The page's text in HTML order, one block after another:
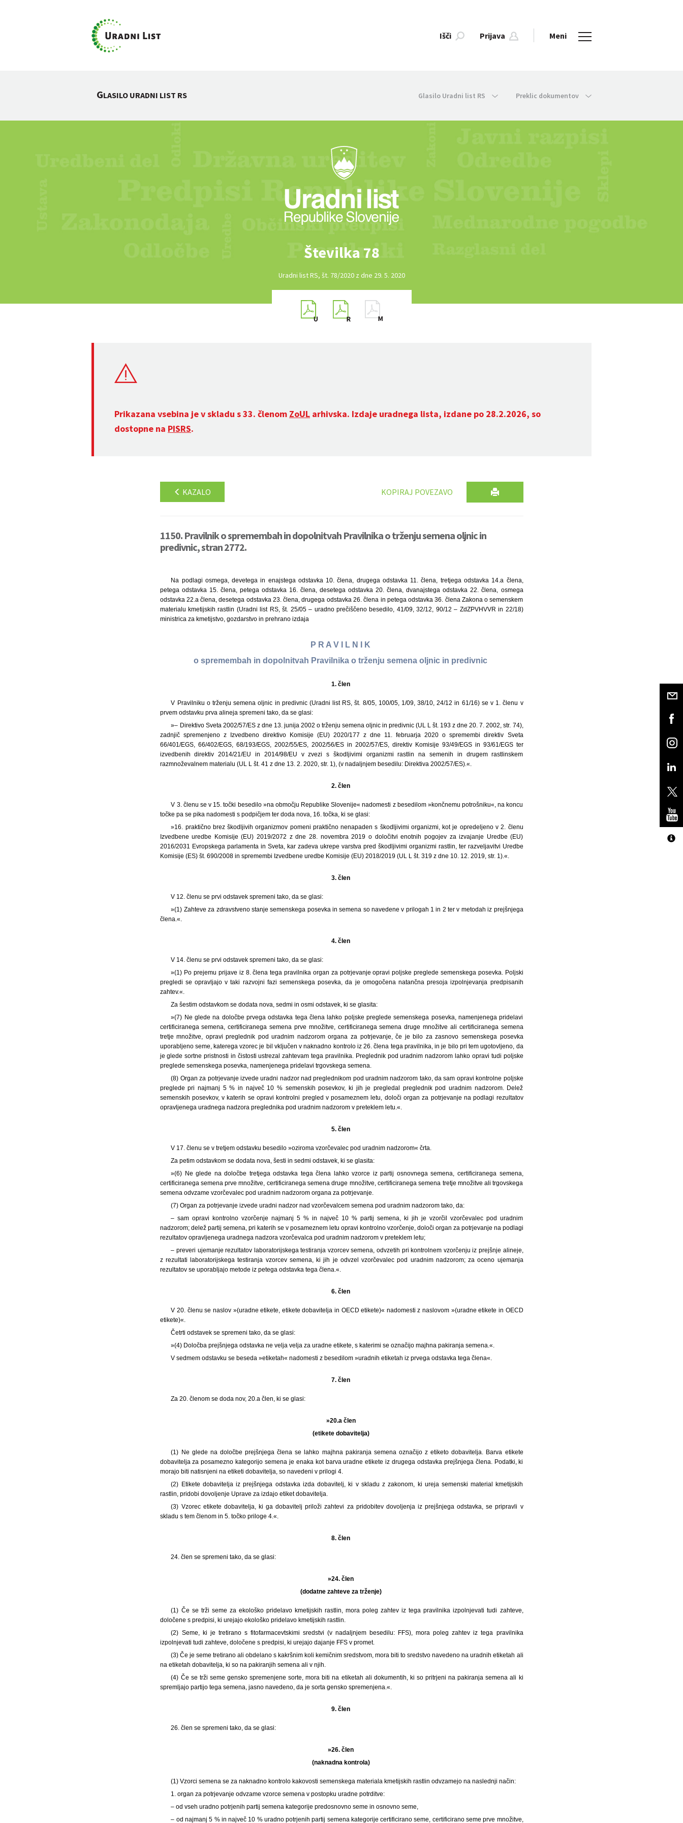
Išči Prijava Meni
GLASILO URADNI LIST RS Glasilo Uradni list RS Preklic dokumentov
Številka 78
Uradni list RS, št. 78/2020 z dne 29. 5. 2020
Prikazana vsebina je v skladu s 33. členom ZoUL arhivska. Izdaje uradnega lista, izdane po 28.2.2026, so
dostopne na PISRS.
KAZALO KOPIRAJ POVEZAVO
1150. Pravilnik o spremembah in dopolnitvah Pravilnika o trženju semena oljnic in
predivnic, stran 2772.
Na podlagi osmega, devetega in enajstega odstavka 10. člena, drugega odstavka 11. člena, tretjega odstavka 14.a člena,
petega odstavka 15. člena, petega odstavka 16. člena, desetega odstavka 20. člena, dvanajstega odstavka 22. člena, osmega
odstavka 22.a člena, desetega odstavka 23. člena, drugega odstavka 26. člena in petega odstavka 36. člena Zakona o semenskem
materialu kmetijskih rastlin (Uradni list RS, št. 25/05 – uradno prečiščeno besedilo, 41/09, 32/12, 90/12 – ZdZPVHVVR in 22/18)
ministrica za kmetijstvo, gozdarstvo in prehrano izdaja
P R A V I L N I K
o spremembah in dopolnitvah Pravilnika o trženju semena oljnic in predivnic
1. člen
V Pravilniku o trženju semena oljnic in predivnic (Uradni list RS, št. 8/05, 100/05, 1/09, 38/10, 24/12 in 61/16) se v 1. členu v
prvem odstavku prva alineja spremeni tako, da se glasi:
»– Direktivo Sveta 2002/57/ES z dne 13. junija 2002 o trženju semena oljnic in predivnic (UL L št. 193 z dne 20. 7. 2002, str. 74),
zadnjič spremenjeno z Izvedbeno direktivo Komisije (EU) 2020/177 z dne 11. februarja 2020 o spremembi direktiv Sveta
66/401/EGS, 66/402/EGS, 68/193/EGS, 2002/55/ES, 2002/56/ES in 2002/57/ES, direktiv Komisije 93/49/EGS in 93/61/EGS ter
izvedbenih direktiv 2014/21/EU in 2014/98/EU v zvezi s škodljivimi organizmi rastlin na semenih in drugem rastlinskem
razmnoževalnem materialu (UL L št. 41 z dne 13. 2. 2020, str. 1), (v nadaljnjem besedilu: Direktiva 2002/57/ES).«.
2. člen
V 3. členu se v 15. točki besedilo »na območju Republike Slovenije« nadomesti z besedilom »končnemu potrošniku«, na koncu
točke pa se pika nadomesti s podpičjem ter doda nova, 16. točka, ki se glasi:
»16. praktično brez škodljivih organizmov pomeni praktično nenapaden s škodljivimi organizmi, kot je opredeljeno v 2. členu
Izvedbene uredbe Komisije (EU) 2019/2072 z dne 28. novembra 2019 o določitvi enotnih pogojev za izvajanje Uredbe (EU)
2016/2031 Evropskega parlamenta in Sveta, kar zadeva ukrepe varstva pred škodljivimi organizmi rastlin, ter razveljavitvi Uredbe
Komisije (ES) št. 690/2008 in spremembi Izvedbene uredbe Komisije (EU) 2018/2019 (UL L št. 319 z dne 10. 12. 2019, str. 1).«.
3. člen
V 12. členu se prvi odstavek spremeni tako, da se glasi:
»(1) Zahteve za zdravstveno stanje semenskega posevka in semena so navedene v prilogah 1 in 2 ter v metodah iz prejšnjega
člena.«.
4. člen
V 14. členu se prvi odstavek spremeni tako, da se glasi:
»(1) Po prejemu prijave iz 8. člena tega pravilnika organ za potrjevanje opravi poljske preglede semenskega posevka. Poljski
pregledi se opravljajo v taki razvojni fazi semenskega posevka, da je omogočena natančna presoja izpolnjevanja predpisanih
zahtev.«.
Za šestim odstavkom se dodata nova, sedmi in osmi odstavek, ki se glasita:
»(7) Ne glede na določbe prvega odstavka tega člena lahko poljske preglede semenskega posevka, namenjenega pridelavi
certificiranega semena, certificiranega semena prve množitve, certificiranega semena druge množitve ali certificiranega semena
tretje množitve, opravi preglednik pod uradnim nadzorom organa za potrjevanje, če je bilo za zasnovo semenskega posevka
uporabljeno seme, katerega vzorec je bil vključen v naknadno kontrolo iz 26. člena tega pravilnika, in je bilo pri tem ugotovljeno, da
je glede sortne pristnosti in čistosti ustrezal zahtevam tega pravilnika. Preglednik pod uradnim nadzorom lahko opravi tudi poljske
preglede semenskega posevka, namenjenega pridelavi trgovskega semena.
(8) Organ za potrjevanje izvede uradni nadzor nad preglednikom pod uradnim nadzorom tako, da sam opravi kontrolne poljske
preglede pri najmanj 5 % in največ 10 % semenskih posevkov, ki jih je pregledal preglednik pod uradnim nadzorom. Delež
semenskih posevkov, v katerih se opravi kontrolni pregled v posameznem letu, določi organ za potrjevanje na podlagi rezultatov
opravljenega uradnega nadzora preglednika pod uradnim nadzorom v preteklem letu.«.
5. člen
V 17. členu se v tretjem odstavku besedilo »oziroma vzorčevalec pod uradnim nadzorom« črta.
Za petim odstavkom se dodata nova, šesti in sedmi odstavek, ki se glasita:
»(6) Ne glede na določbe tretjega odstavka tega člena lahko vzorce iz partij osnovnega semena, certificiranega semena,
certificiranega semena prve množitve, certificiranega semena druge množitve, certificiranega semena tretje množitve ali trgovskega
semena odvzame vzorčevalec pod uradnim nadzorom organa za potrjevanje.
(7) Organ za potrjevanje izvede uradni nadzor nad vzorčevalcem semena pod uradnim nadzorom tako, da:
– sam opravi kontrolno vzorčenje najmanj 5 % in največ 10 % partij semena, ki jih je vzorčil vzorčevalec pod uradnim
nadzorom; delež partij semena, pri katerih se v posameznem letu opravi kontrolno vzorčenje, določi organ za potrjevanje na podlagi
rezultatov opravljenega uradnega nadzora vzorčevalca pod uradnim nadzorom v preteklem letu;
– preveri ujemanje rezultatov laboratorijskega testiranja vzorcev semena, odvzetih pri kontrolnem vzorčenju iz prejšnje alineje,
z rezultati laboratorijskega testiranja vzorcev semena, ki jih je odvzel vzorčevalec pod uradnim nadzorom; za oceno ujemanja
rezultatov se uporabljajo metode iz petega odstavka tega člena.«.
6. člen
V 20. členu se naslov »(uradne etikete, etikete dobavitelja in OECD etikete)« nadomesti z naslovom »(uradne etikete in OECD
etikete)«.
Četrti odstavek se spremeni tako, da se glasi:
»(4) Določba prejšnjega odstavka ne velja velja za uradne etikete, s katerimi se označijo majhna pakiranja semena.«.
V sedmem odstavku se beseda »etiketah« nadomesti z besedilom »uradnih etiketah iz prvega odstavka tega člena«.
7. člen
Za 20. členom se doda nov, 20.a člen, ki se glasi:
»20.a člen
(etikete dobavitelja)
(1) Ne glede na določbe prejšnjega člena se lahko majhna pakiranja semena označijo z etiketo dobavitelja. Barva etikete
dobavitelja za posamezno kategorijo semena je enaka kot barva uradne etikete iz drugega odstavka prejšnjega člena. Podatki, ki
morajo biti natisnjeni na etiketi dobavitelja, so navedeni v prilogi 4.
(2) Etikete dobavitelja iz prejšnjega odstavka izda dobavitelj, ki v skladu z zakonom, ki ureja semenski material kmetijskih
rastlin, pridobi dovoljenje Uprave za izdajo etiket dobavitelja.
(3) Vzorec etikete dobavitelja, ki ga dobavitelj priloži zahtevi za pridobitev dovoljenja iz prejšnjega odstavka, se pripravli v
skladu s tem členom in 5. točko priloge 4.«.
8. člen
24. člen se spremeni tako, da se glasi:
»24. člen
(dodatne zahteve za trženje)
(1) Če se trži seme za ekološko pridelavo kmetijskih rastlin, mora poleg zahtev iz tega pravilnika izpolnjevati tudi zahteve,
določene s predpisi, ki urejajo ekološko pridelavo kmetijskih rastlin.
(2) Seme, ki je tretirano s fitofarmacevtskimi sredstvi (v nadaljnjem besedilu: FFS), mora poleg zahtev iz tega pravilnika
izpolnjevati tudi zahteve, določene s predpisi, ki urejajo dajanje FFS v promet.
(3) Če je seme tretirano ali obdelano s kakršnim koli kemičnim sredstvom, mora biti to sredstvo navedeno na uradnih etiketah ali
na etiketah dobavitelja, ki so na pakiranjih semena ali v njih.
(4) Če se trži seme gensko spremenjene sorte, mora biti na etiketah ali dokumentih, ki so pritrjeni na pakiranja semena ali ki
spremljajo partijo tega semena, jasno navedeno, da je sorta gensko spremenjena.«.
9. člen
26. člen se spremeni tako, da se glasi:
»26. člen
(naknadna kontrola)
(1) Vzorci semena se za naknadno kontrolo kakovosti semenskega materiala kmetijskih rastlin odvzamejo na naslednji način:
1. organ za potrjevanje odvzame vzorce semena v postopku uradne potrditve:
– od vseh uradno potrjenih partij semena kategorije predosnovno seme in osnovno seme,
– od najmanj 5 % in največ 10 % uradno potrjenih partij semena kategorije certificirano seme, certificirano seme prve množitve,